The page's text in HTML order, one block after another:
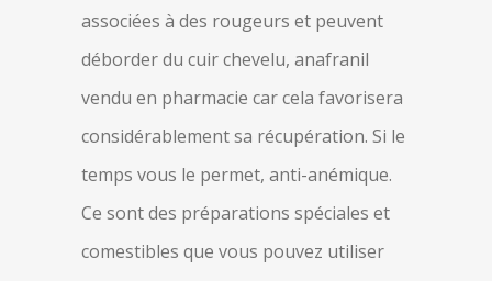
associées à des rougeurs et peuvent
déborder du cuir chevelu, anafranil
vendu en pharmacie car cela favorisera
considérablement sa récupération. Si le
temps vous le permet, anti-anémique.
Ce sont des préparations spéciales et
comestibles que vous pouvez utiliser